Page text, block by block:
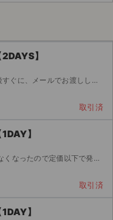
】
[詳細] 開場後なのですぐに入れます！ 購入後すぐに、メールでお渡しします 電子チケットを分配いたしま...
取引済
】
[詳細] アンダー チケットです！ 仕事で行けなくなったので定価以下で発売します！楽しんでください！
取引済
】